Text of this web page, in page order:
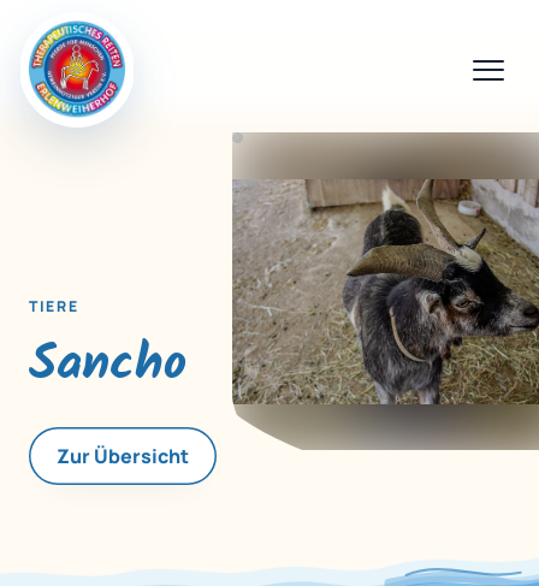
TIERE
Sancho
Zur Übersicht